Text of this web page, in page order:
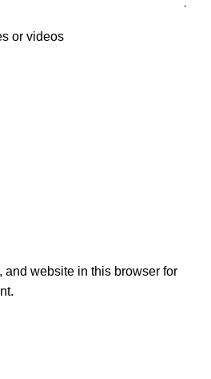
or videos
and website in this browser for